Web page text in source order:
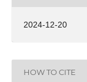
2024-12-20
HOW TO CITE